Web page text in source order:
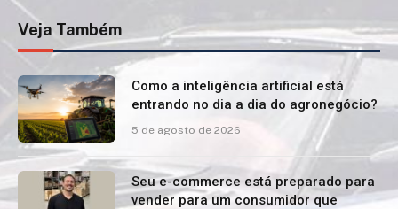
Veja Também
Como a inteligência artificial está
entrando no dia a dia do agronegócio?
5 de agosto de 2026
Seu e-commerce está preparado para
vender para um consumidor que